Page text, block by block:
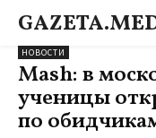
НОВОСТИ
Mash: в
ученицы
по